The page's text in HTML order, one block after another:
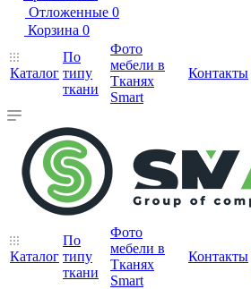
Отложенные 0
Корзина 0
Каталог
По
типу
ткани
Фото
мебели в
Тканях
Smart
Контакты
Каталог
По
типу
ткани
Фото
мебели в
Тканях
Smart
Контакты